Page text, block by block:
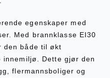
egenskaper med
Med brannklasse EI30
den både til økt
Dette gjør den
flermannsboliger og